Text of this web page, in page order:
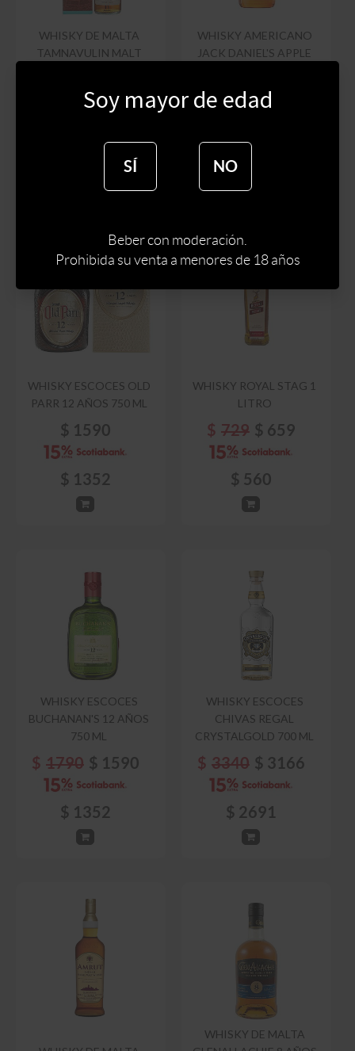
WHISKY DE MALTA
TAMNAVULIN MALT
$3078
2616
WHISKY AMERICANO
JACK DANIEL'S APPLE
$ 800 $640
$544
WHISKY ESCOCES OLD
PARR 12 AÑOS 750 ML
$ 1590
$ 1352
WHISKY ROYAL STAG 1
LITRO
$ 729 $ 659
$ 560
WHISKY ESCOCES
BUCHANAN'S 12 AÑOS
750 ML
$ 1790 $ 1590
$ 1352
WHISKY ESCOCES
CHIVAS REGAL
CRYSTALGOLD 700 ML
$ 3340 $ 3166
$ 2691
WHISKY DE MALTA
Soy mayor de edad
SÍ NO
Beber con moderación.
Prohibida su venta a menores de 18 años